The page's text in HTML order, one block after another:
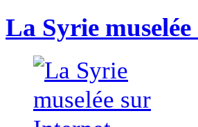
La Syrie